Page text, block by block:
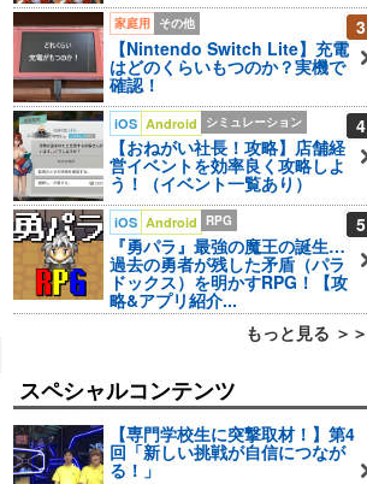
3
家庭用 その他
【Nintendo Switch Lite】充電
はどのくらいもつのか？実機で
確認！
4
iOS Android シミュレーション
【おねがい社長！攻略】店舗経
営イベントを効率良く攻略しよ
う！（イベント一覧あり）
5
iOS Android RPG
『勇パラ』最強の魔王の誕生…
過去の勇者が残した矛盾（パラ
ドックス）を明かすRPG！【攻
略&アプリ紹介...
もっと見る ＞＞
スペシャルコンテンツ
【専門学校生に突撃取材！】第4
回「新しい挑戦が自信につなが
る！」